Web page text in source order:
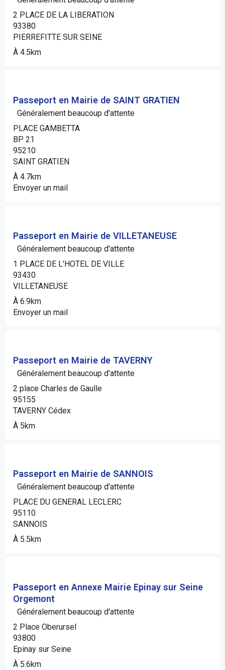
2 PLACE DE LA LIBERATION
93380
PIERREFITTE SUR SEINE
À 4.5km
Passeport en Mairie de SAINT GRATIEN
Généralement beaucoup d'attente
PLACE GAMBETTA
BP 21
95210
SAINT GRATIEN
À 4.7km
Envoyer un mail
Passeport en Mairie de VILLETANEUSE
Généralement beaucoup d'attente
1 PLACE DE L'HOTEL DE VILLE
93430
VILLETANEUSE
À 6.9km
Envoyer un mail
Passeport en Mairie de TAVERNY
Généralement beaucoup d'attente
2 place Charles de Gaulle
95155
TAVERNY Cédex
À 5km
Passeport en Mairie de SANNOIS
Généralement beaucoup d'attente
PLACE DU GENERAL LECLERC
95110
SANNOIS
À 5.5km
Passeport en Annexe Mairie Epinay sur Seine
Orgemont
Généralement beaucoup d'attente
2 Place Oberursel
93800
Epinay sur Seine
À 5.6km